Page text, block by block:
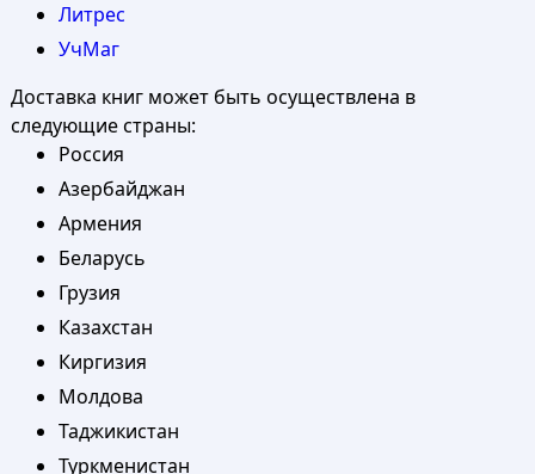
Литрес
УчМаг
Доставка книг может быть осуществлена в
следующие страны:
Россия
Азербайджан
Армения
Беларусь
Грузия
Казахстан
Киргизия
Молдова
Таджикистан
Туркменистан